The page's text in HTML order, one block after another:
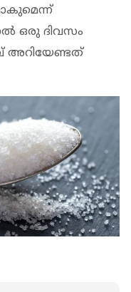
ഒരു ദിവസം
അറിയേണ്ടത്